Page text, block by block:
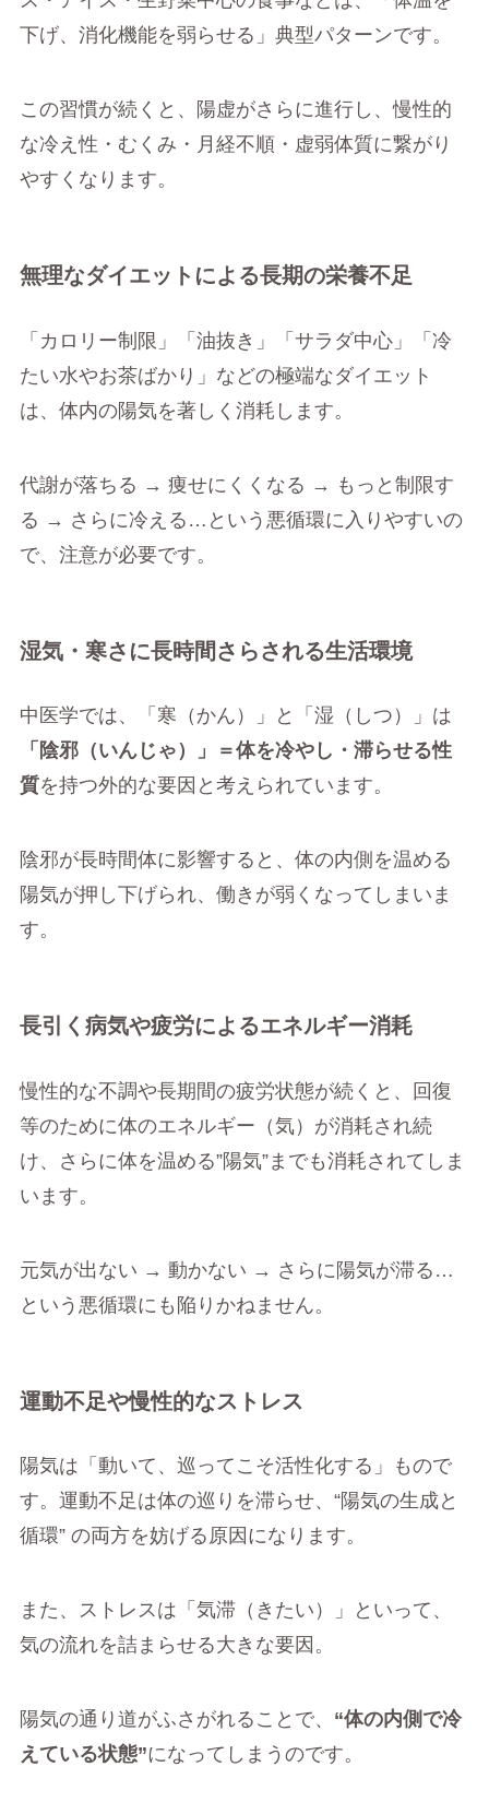
下げ、消化機能を弱らせる」典型パターンです。
この習慣が続くと、陽虚がさらに進行し、慢性的
な冷え性・むくみ・月経不順・虚弱体質に繋がり
やすくなります。
無理なダイエットによる長期の栄養不足
「カロリー制限」「油抜き」「サラダ中心」「冷
たい水やお茶ばかり」などの極端なダイエット
は、体内の陽気を著しく消耗します。
代謝が落ちる → 痩せにくくなる → もっと制限す
る → さらに冷える…という悪循環に入りやすいの
で、注意が必要です。
湿気・寒さに長時間さらされる生活環境
中医学では、「寒（かん）」と「湿（しつ）」は
「陰邪（いんじゃ）」＝体を冷やし・滞らせる性
質を持つ外的な要因と考えられています。
陰邪が長時間体に影響すると、体の内側を温める
陽気が押し下げられ、働きが弱くなってしまいま
す。
長引く病気や疲労によるエネルギー消耗
慢性的な不調や長期間の疲労状態が続くと、回復
等のために体のエネルギー（気）が消耗され続
け、さらに体を温める”陽気”までも消耗されてしま
います。
元気が出ない → 動かない → さらに陽気が滞る…
という悪循環にも陥りかねません。
運動不足や慢性的なストレス
陽気は「動いて、巡ってこそ活性化する」もので
す。運動不足は体の巡りを滞らせ、“陽気の生成と
循環” の両方を妨げる原因になります。
また、ストレスは「気滞（きたい）」といって、
気の流れを詰まらせる大きな要因。
陽気の通り道がふさがれることで、 “体の内側で冷
えている状態”になってしまうのです。